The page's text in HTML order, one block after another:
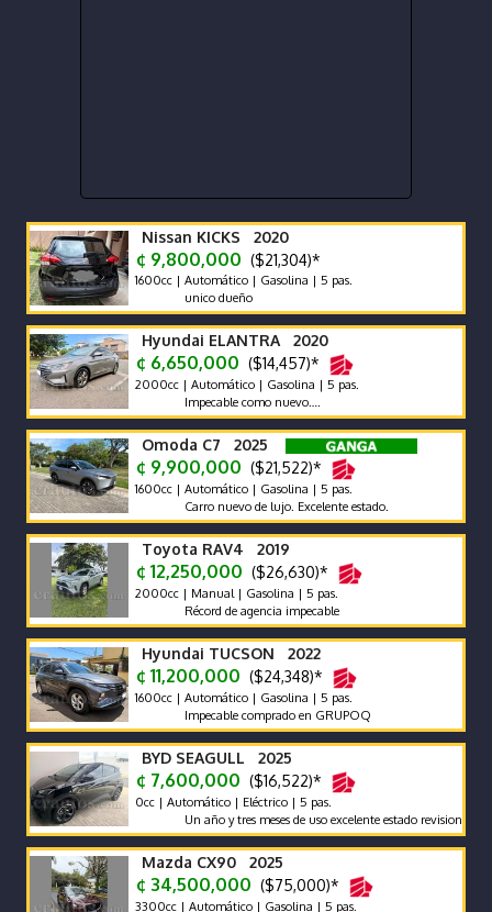
Nissan KICKS 2020
¢ 9,800,000 ($21,304)*
1600cc | Automático | Gasolina | 5 pas.
unico dueño
Hyundai ELANTRA 2020
¢ 6,650,000 ($14,457)*
2000cc | Automático | Gasolina | 5 pas.
Impecable como nuevo….
Omoda C7 2025
¢ 9,900,000 ($21,522)*
1600cc | Automático | Gasolina | 5 pas.
Carro nuevo de lujo. Excelente estado.
Toyota RAV4 2019
¢ 12,250,000 ($26,630)*
2000cc | Manual | Gasolina | 5 pas.
Récord de agencia impecable
Hyundai TUCSON 2022
¢ 11,200,000 ($24,348)*
1600cc | Automático | Gasolina | 5 pas.
Impecable comprado en GRUPOQ
BYD SEAGULL 2025
¢ 7,600,000 ($16,522)*
0cc | Automático | Eléctrico | 5 pas.
Un año y tres meses de uso excelente estado revision reciente
Mazda CX90 2025
¢ 34,500,000 ($75,000)*
3300cc | Automático | Gasolina | 5 pas.